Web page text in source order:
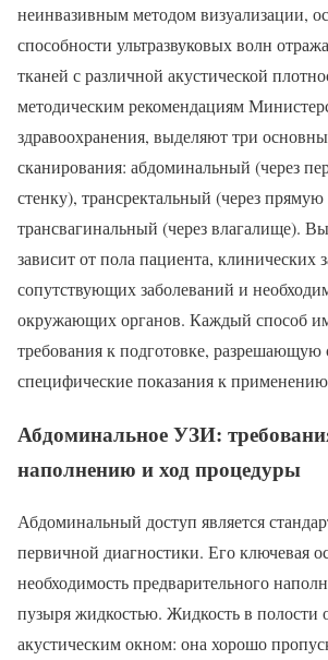
неинвазивным методом визуализации,
способности ультразвуковых волн
тканей с различной акустической
методическим рекомендациям
здравоохранения, выделяют три
сканирования: абдоминальный (через
стенку), трансректальный (через
трансвагинальный (через влагалище).
зависит от пола пациента, клинических
сопутствующих заболеваний и
окружающих органов. Каждый способ
требования к подготовке, разрешающую
специфические показания к
Абдоминальное УЗИ:
наполнению и ход процедуры
Абдоминальный доступ является
первичной диагностики. Его ключевая
необходимость предварительного
пузыря жидкостью. Жидкость в полости
акустическим окном: она хорошо